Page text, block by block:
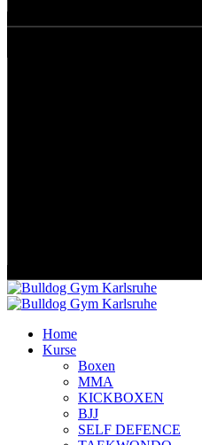
Home
Kurse
Boxen
MMA
KICKBOXEN
BJJ
SELF DEFENCE